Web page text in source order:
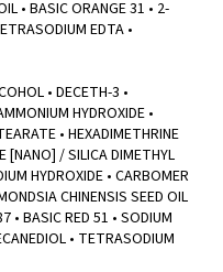
• BASIC ORANGE 31 • 2-
EDTA •
• DECETH-3 •
HYDROXIDE •
• HEXADIMETHRINE
[NANO] / SILICA DIMETHYL
HYDROXIDE • CARBOMER
CHINENSIS SEED OIL
• BASIC RED 51 • SODIUM
• TETRASODIUM